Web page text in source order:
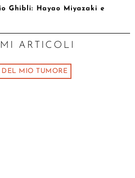
Ghibli: Hayao Miyazaki e
ARTICOLI
DEL MIO TUMORE